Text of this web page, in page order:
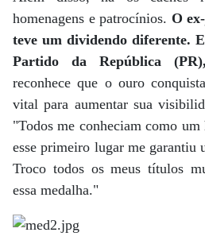
homenagens e patrocínios. O
teve um dividendo diferente.
Partido da República
reconhece que o ouro
vital para aumentar sua
"Todos me conheciam como
esse primeiro lugar me garantiu
Troco todos os meus títulos
essa medalha."